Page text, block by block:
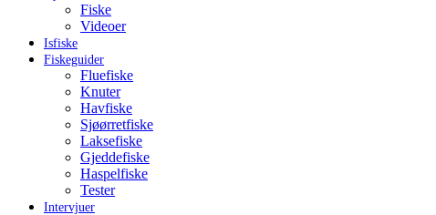
Fiske
Videoer
Isfiske
Fiskeguider
Fluefiske
Knuter
Havfiske
Sjøørretfiske
Laksefiske
Gjeddefiske
Haspelfiske
Tester
Intervjuer